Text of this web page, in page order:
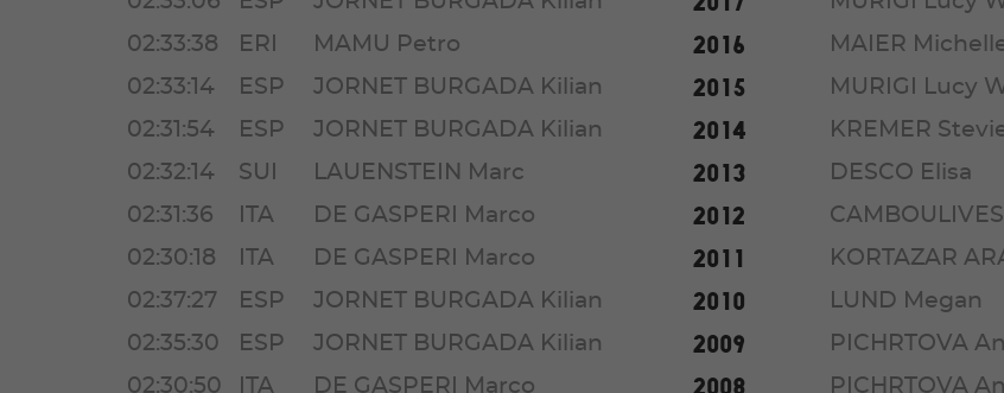
02:33:38
ERI MAMU Petro 2016 MAIER
02:33:14
ESP JORNET BURGADA Kilian 2015 MURIGI Lucy
02:31:54
ESP JORNET BURGADA Kilian 2014 KREMER
02:32:14
SUI LAUENSTEIN Marc 2013 DESCO Elisa
02:31:36
ITA DE GASPERI Marco 2012
02:30:18
ITA DE GASPERI Marco 2011 KORTAZAR
02:37:27
ESP JORNET BURGADA Kilian 2010 LUND Megan
02:35:30
ESP JORNET BURGADA Kilian 2009 PICHRTOVA
02:30:50
ITA DE GASPERI Marco 2008 PICHRTOVA